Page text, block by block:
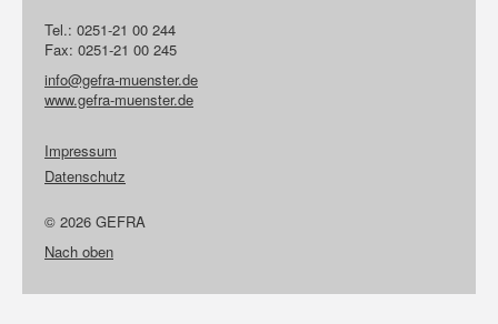
Tel.: 0251-21 00 244
Fax: 0251-21 00 245
info@gefra-muenster.de
www.gefra-muenster.de
Impressum
Datenschutz
© 2026 GEFRA
Nach oben